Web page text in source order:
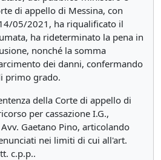
di appello di Messina, con
05/2021, ha riqualificato il
ha rideterminato la pena in
nonché la somma
dei danni, confermando
primo grado.
della Corte di appello di
per cassazione I.G.,
Gaetano Pino, articolando
nei limiti di cui all'art.
c.p.p..